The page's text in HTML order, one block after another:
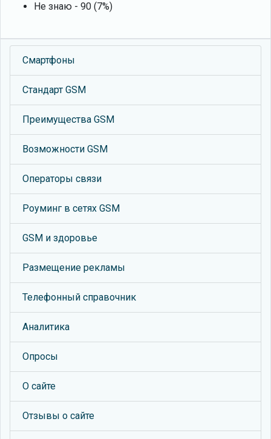
Не знаю - 90 (7%)
Смартфоны
Стандарт GSM
Преимущества GSM
Возможности GSM
Операторы связи
Роуминг в сетях GSM
GSM и здоровье
Размещение рекламы
Телефонный справочник
Аналитика
Опросы
О сайте
Отзывы о сайте